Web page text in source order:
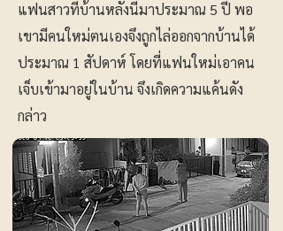
แฟนสาวที่บ้านหลังนี้มาประมาณ 5 ปี พอ
เขามีคนใหม่ตนเองจึงถูกไล่ออกจากบ้านได้
ประมาณ 1 สัปดาห์ โดยที่แฟนใหม่เอาคน
เจ็บเข้ามาอยู่ในบ้าน จึงเกิดความแค้นดัง
กล่าว